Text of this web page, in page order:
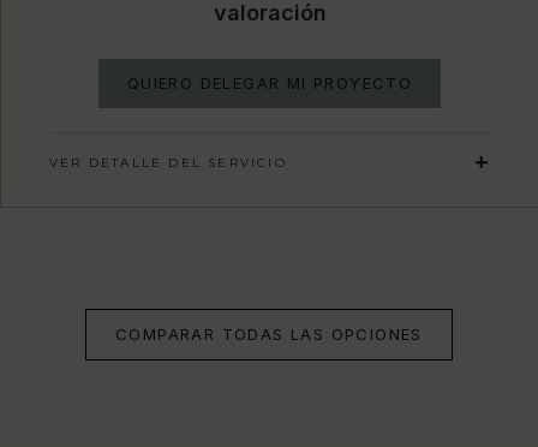
valoración
QUIERO DELEGAR MI PROYECTO
VER DETALLE DEL SERVICIO
COMPARAR TODAS LAS OPCIONES